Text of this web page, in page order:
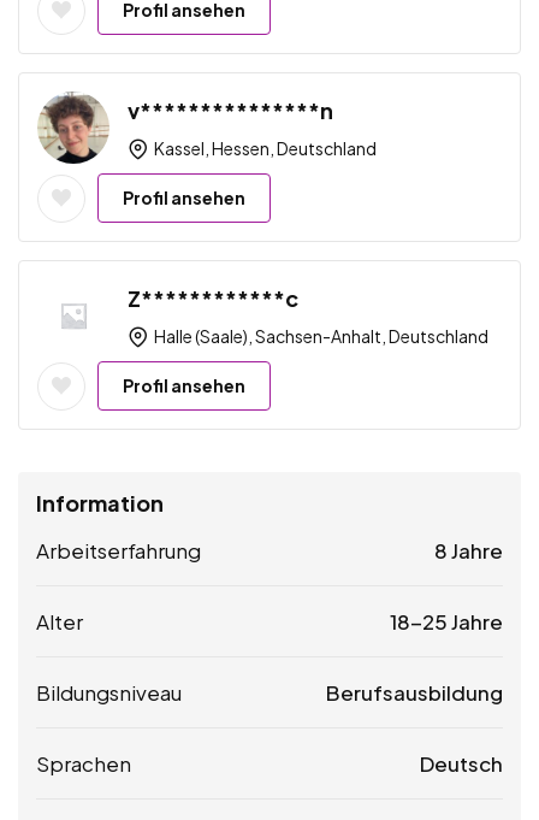
Profil ansehen
v***************n
Kassel, Hessen, Deutschland
Profil ansehen
Z************c
Halle (Saale), Sachsen-Anhalt, Deutschland
Profil ansehen
Information
Arbeitserfahrung 8 Jahre
Alter 18-25 Jahre
Bildungsniveau Berufsausbildung
Sprachen Deutsch